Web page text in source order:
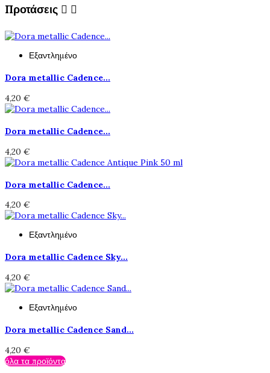
Προτάσεις  
Εξαντλημένο
Dora metallic Cadence...
4,20 €
Dora metallic Cadence...
4,20 €
Dora metallic Cadence...
4,20 €
Εξαντλημένο
Dora metallic Cadence Sky...
4,20 €
Εξαντλημένο
Dora metallic Cadence Sand...
4,20 €
όλα τα προϊόντα